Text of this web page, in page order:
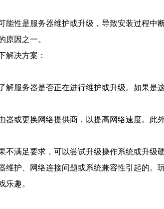
性是服务器维护或升级，导致安装过程
原因之一。
解决方案：
服务器是否正在进行维护或升级。如果是
或更换网络提供商，以提高网络速度。此
满足要求，可以尝试升级操作系统或升级
护、网络连接问题或系统兼容性引起的
乐趣。